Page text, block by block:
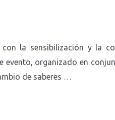
la sensibilización y la
evento, organizado en
de saberes …